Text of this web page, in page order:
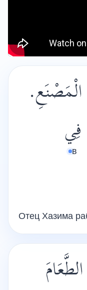
فِي
в
Отец Хазима